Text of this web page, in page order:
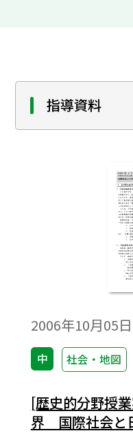
指導資料
2006年10月05日
中 社会・地図
[歴史的分野授
界 国際社会と